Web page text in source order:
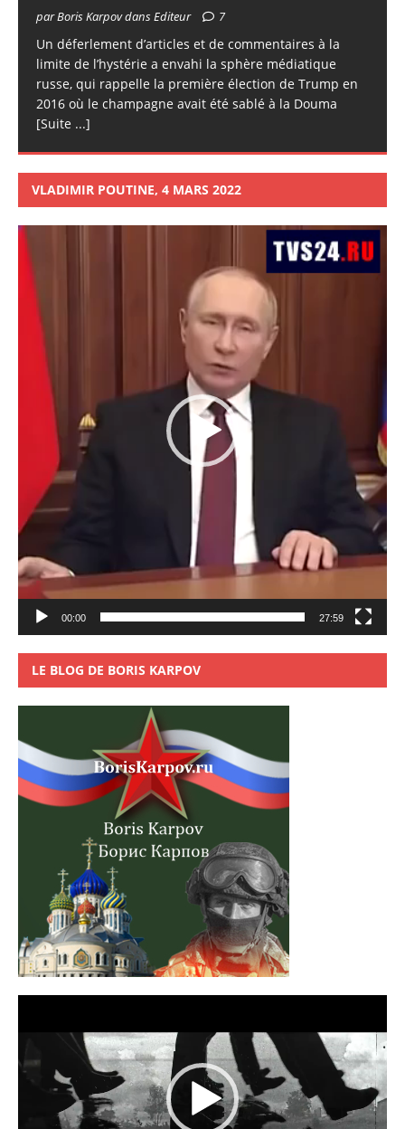
par Boris Karpov dans Editeur 7
Un déferlement d’articles et de commentaires à la
limite de l’hystérie a envahi la sphère médiatique
russe, qui rappelle la première élection de Trump en
2016 où le champagne avait été sablé à la Douma
[Suite ...]
VLADIMIR POUTINE, 4 MARS 2022
Lecteur
vidéo
00:00 27:59
LE BLOG DE BORIS KARPOV